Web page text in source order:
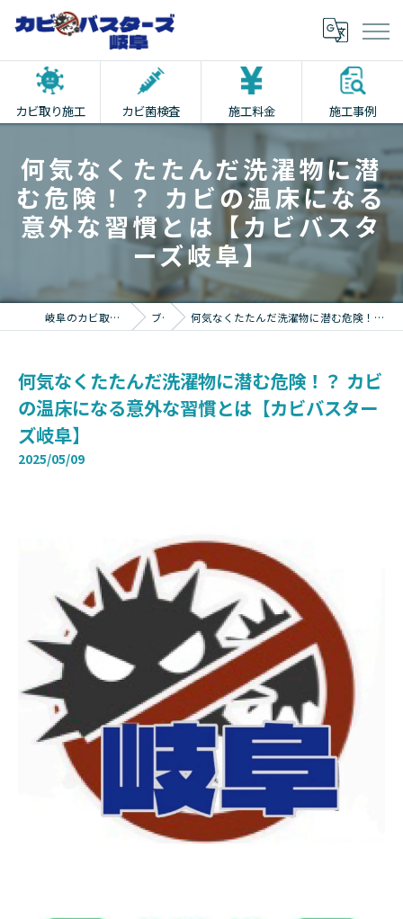
カビ取り施工 カビ菌検査 施工料金 施工事例
何気なくたたんだ洗濯物に潜
む危険！？ カビの温床になる
意外な習慣とは【カビバスタ
ーズ岐阜】
岐阜のカビ取りならカビバスターズ岐阜 ブログ 何気なくたたんだ洗濯物に潜む危険！？ カビの温床になる意外な習慣とは【カビバスターズ岐阜】
何気なくたたんだ洗濯物に潜む危険！？ カビ
の温床になる意外な習慣とは【カビバスター
ズ岐阜】
2025/05/09